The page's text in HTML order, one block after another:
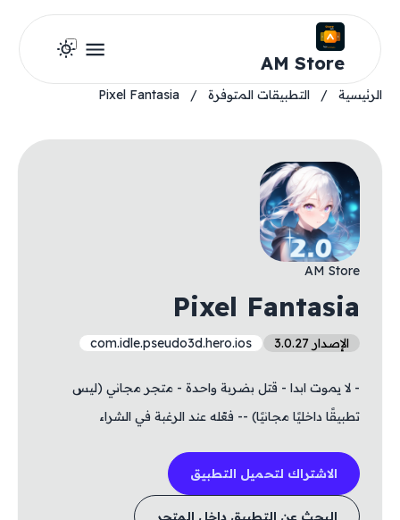
AM Store
الرئيسية / التطبيقات المتوفرة /
Pixel Fantasia
AM Store
Pixel Fantasia
الإصدار 3.0.27 com.idle.pseudo3d.hero.ios
- لا يموت ابدا - قتل بضربة واحدة - متجر مجاني (ليس
تطبيقًا داخليًا مجانيًا) -- فعّله عند الرغبة في الشراء
الاشتراك لتحميل التطبيق
البحث عن التطبيق داخل المتجر